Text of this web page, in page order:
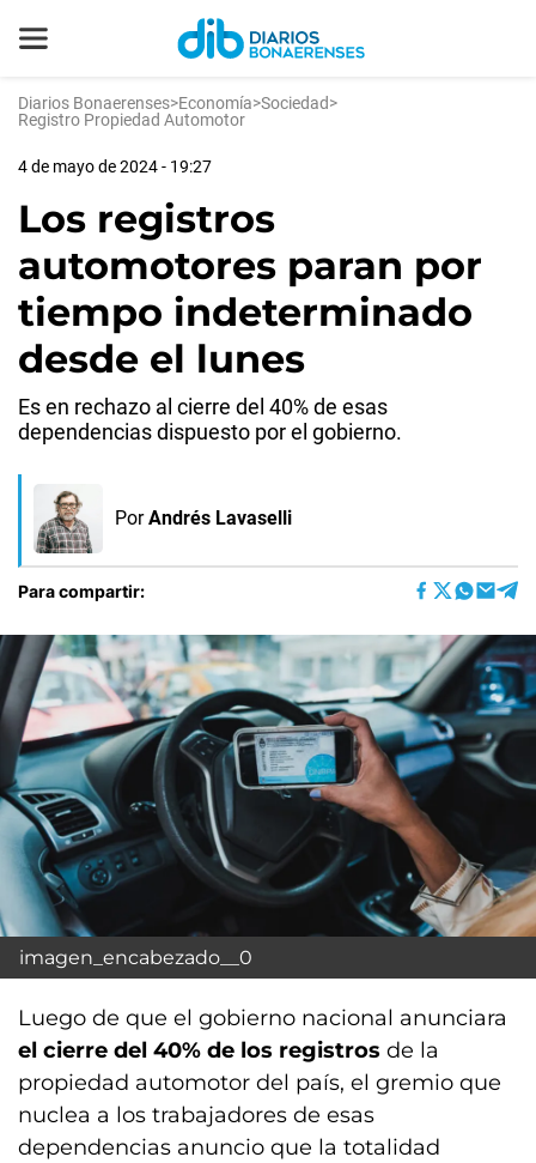
Diarios Bonaerenses>Economía>Sociedad>
Registro Propiedad Automotor
4 de mayo de 2024 - 19:27
Los registros
automotores paran por
tiempo indeterminado
desde el lunes
Es en rechazo al cierre del 40% de esas
dependencias dispuesto por el gobierno.
Por Andrés Lavaselli
Para compartir:
imagen_encabezado__0
Luego de que el gobierno nacional anunciara
el cierre del 40% de los registros de la
propiedad automotor del país, el gremio que
nuclea a los trabajadores de esas
dependencias anuncio que la totalidad